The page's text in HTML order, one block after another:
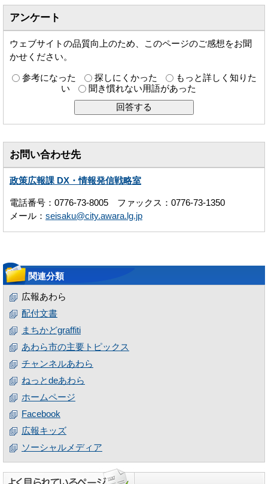
アンケート
ウェブサイトの品質向上のため、このページのご感想をお聞
かせください。
参考になった 探しにくかった
もっと詳しく知りた
い
聞き慣れない用語があった
お問い合わせ先
政策広報課 DX・情報発信戦略室
電話番号：0776-73-8005 ファックス：0776-73-1350
メール： seisaku@city.awara.lg.jp
関連分類
広報あわら
配付文書
まちかどgraffiti
あわら市の主要トピックス
チャンネルあわら
ねっとdeあわら
ホームページ
Facebook
広報キッズ
ソーシャルメディア